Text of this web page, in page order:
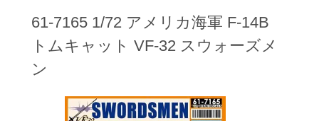
61-7165 1/72 アメリカ海軍 F-14B
トムキャット VF-32 スウォーズメ
ン